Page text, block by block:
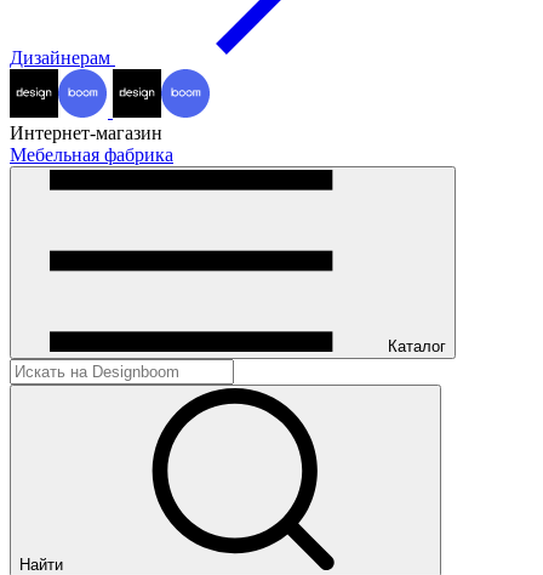
Дизайнерам
Интернет-магазин
Мебельная фабрика
Каталог
Найти